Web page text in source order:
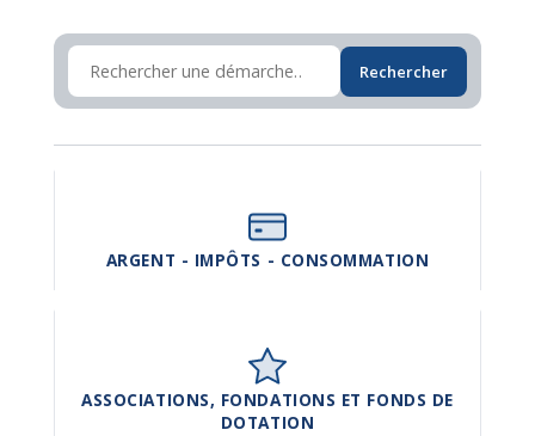
Rechercher
ARGENT - IMPÔTS - CONSOMMATION
ASSOCIATIONS, FONDATIONS ET FONDS DE
DOTATION